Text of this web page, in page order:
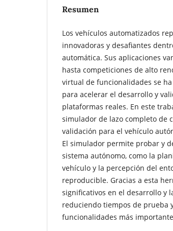
Resumen
Los vehículos automatizados
innovadoras y desafiantes
automática. Sus aplicaciones
hasta competiciones de alto
virtual de funcionalidades se
para acelerar el desarrollo y
plataformas reales. En este
simulador de lazo completo de
validación para el vehículo
El simulador permite probar y
sistema autónomo, como la
vehículo y la percepción del
reproducible. Gracias a esta
significativos en el desarrollo y
reduciendo tiempos de prueba
funcionalidades más